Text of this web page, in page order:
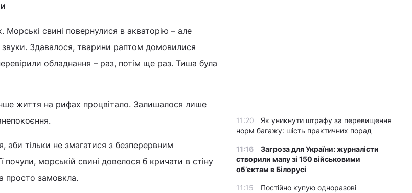
Морські свині повернулися в акваторію – але
Здавалося, тварини раптом домовилися
обладнання – раз, потім ще раз. Тиша була
життя на рифах процвітало. Залишалося лише
аби тільки не змагатися з безперервним
морській свині довелося б кричати в стіну
просто замовкла.
11:20
Як уникнути штрафу за перевищення
норм багажу: шість практичних порад
11:16
Загроза для України: журналісти
створили мапу зі 150 військовими
обʼєктам в Білорусі
11:15
Постійно купую одноразові